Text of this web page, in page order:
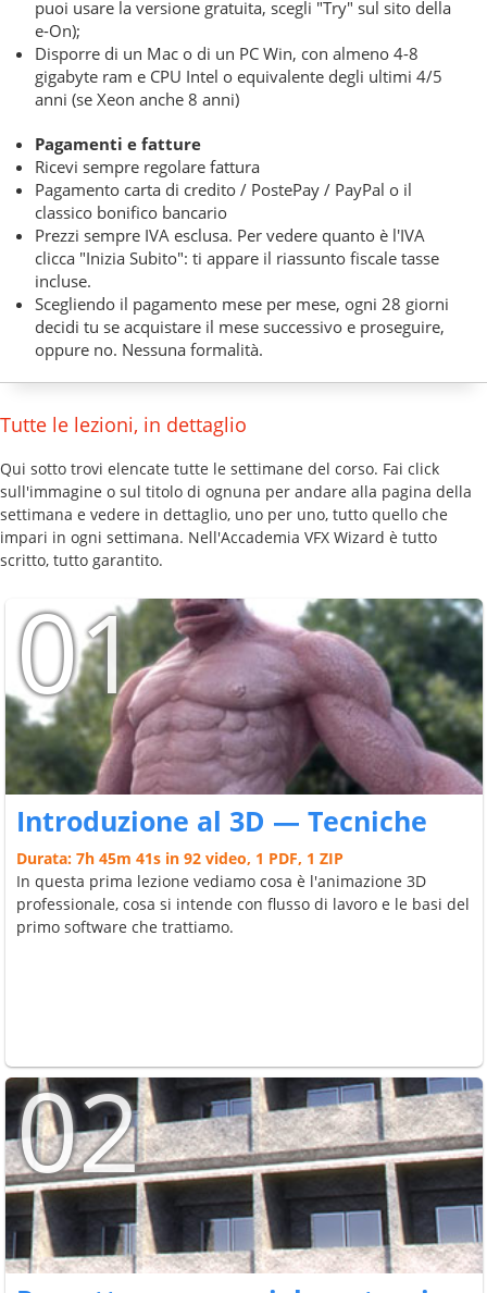
puoi usare la versione gratuita, scegli "Try" sul sito della
e-On);
Disporre di un Mac o di un PC Win, con almeno 4-8
gigabyte ram e CPU Intel o equivalente degli ultimi 4/5
anni (se Xeon anche 8 anni)
Pagamenti e fatture
Ricevi sempre regolare fattura
Pagamento carta di credito / PostePay / PayPal o il
classico bonifico bancario
Prezzi sempre IVA esclusa. Per vedere quanto è l'IVA
clicca "Inizia Subito": ti appare il riassunto fiscale tasse
incluse.
Scegliendo il pagamento mese per mese, ogni 28 giorni
decidi tu se acquistare il mese successivo e proseguire,
oppure no. Nessuna formalità.
Tutte le lezioni, in dettaglio
Qui sotto trovi elencate tutte le settimane del corso. Fai click
sull'immagine o sul titolo di ognuna per andare alla pagina della
settimana e vedere in dettaglio, uno per uno, tutto quello che
impari in ogni settimana. Nell'Accademia VFX Wizard è tutto
scritto, tutto garantito.
01
Introduzione al 3D — Tecniche
Durata: 7h 45m 41s in 92 video, 1 PDF, 1 ZIP
In questa prima lezione vediamo cosa è l'animazione 3D
professionale, cosa si intende con flusso di lavoro e le basi del
primo software che trattiamo.
02